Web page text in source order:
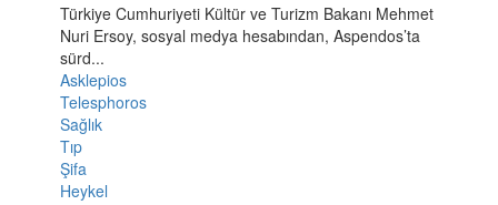
Türkiye Cumhuriyeti Kültür ve Turizm Bakanı Mehmet
Nuri Ersoy, sosyal medya hesabından, Aspendos’ta
sürd...
Asklepios
Telesphoros
Sağlık
Tıp
Şifa
Heykel